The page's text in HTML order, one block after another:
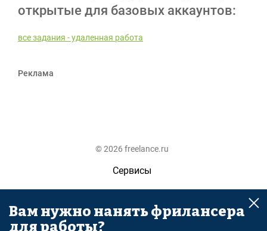
открытые для базовых аккаунтов:
все задания - удаленная работа
Реклама
© 2026 freelance.ru
Сервисы
Помощь
Поиск
Вам нужно нанять фрилансера
для работы?